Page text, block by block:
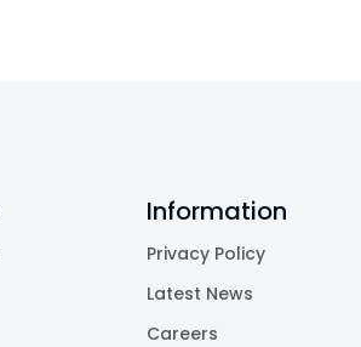
Information
Privacy Policy
Latest News
Careers